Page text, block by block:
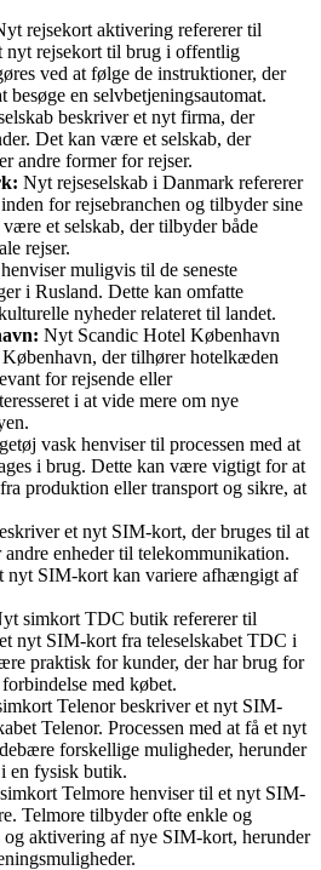
rejsekort aktivering refererer til
nyt rejsekort til brug i offentlig
ved at følge de instruktioner, der
en selvbetjeningsautomat.
beskriver et nyt firma, der
Det kan være et selskab, der
andre former for rejser.
Nyt rejseselskab i Danmark refererer
for rejsebranchen og tilbyder sine
et selskab, der tilbyder både
rejser.
muligvis til de seneste
i Rusland. Dette kan omfatte
nyheder relateret til landet.
Nyt Scandic Hotel København
der tilhører hotelkæden
for rejsende eller
i at vide mere om nye
vask henviser til processen med at
i brug. Dette kan være vigtigt for at
produktion eller transport og sikre, at
et nyt SIM-kort, der bruges til at
enheder til telekommunikation.
nyt SIM-kort kan variere afhængigt af
simkort TDC butik refererer til
nyt SIM-kort fra teleselskabet TDC i
praktisk for kunder, der har brug for
med købet.
Telenor beskriver et nyt SIM-
Telenor. Processen med at få et nyt
forskellige muligheder, herunder
en fysisk butik.
Telmore henviser til et nyt SIM-
Telmore tilbyder ofte enkle og
aktivering af nye SIM-kort, herunder